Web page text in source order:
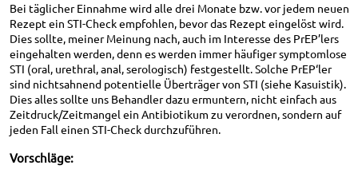
Bei täglicher Einnahme wird alle drei Monate bzw. vor jedem neuen
Rezept ein STI-Check empfohlen, bevor das Rezept eingelöst wird.
Dies sollte, meiner Meinung nach, auch im Interesse des PrEP’lers
eingehalten werden, denn es werden immer häufiger symptomlose
STI (oral, urethral, anal, serologisch) festgestellt. Solche PrEP‘ler
sind nichtsahnend potentielle Überträger von STI (siehe Kasuistik).
Dies alles sollte uns Behandler dazu ermuntern, nicht einfach aus
Zeitdruck/Zeitmangel ein Antibiotikum zu verordnen, sondern auf
jeden Fall einen STI-Check durchzuführen.
Vorschläge: